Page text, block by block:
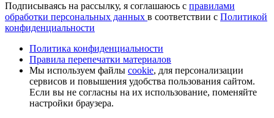
Подписываясь на рассылку, я соглашаюсь с правилами
обработки персональных данных в соответствии с Политикой
конфиденциальности
Политика конфиденциальности
Правила перепечатки материалов
Мы используем файлы cookie, для персонализации
сервисов и повышения удобства пользования сайтом.
Если вы не согласны на их использование, поменяйте
настройки браузера.